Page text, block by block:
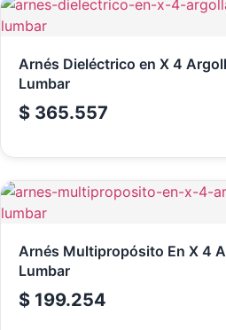
Arnés Dieléctrico en X 4
Lumbar
$ 365.557
Arnés Multipropósito En X 4
Lumbar
$ 199.254